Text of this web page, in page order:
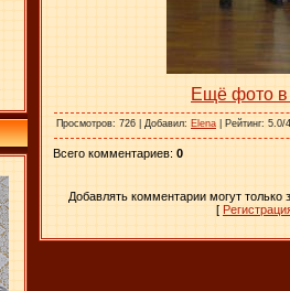
Ещё фото
Просмотров: 726 | Добавил: Elena Рейтинг: 5.0/
Всего комментариев: 0
Добавлять комментарии могут только
[